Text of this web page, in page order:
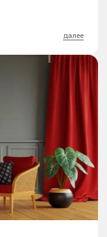
далее